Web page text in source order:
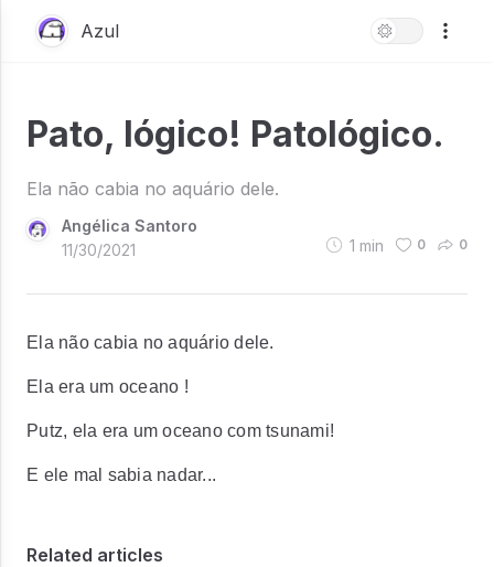
Azul
Pato, lógico! Patológico.
Ela não cabia no aquário dele.
Angélica Santoro
11/30/2021
1 min 0 0
Ela não cabia no aquário dele.
Ela era um oceano !
Putz, ela era um oceano com tsunami!
E ele mal sabia nadar...
Related articles